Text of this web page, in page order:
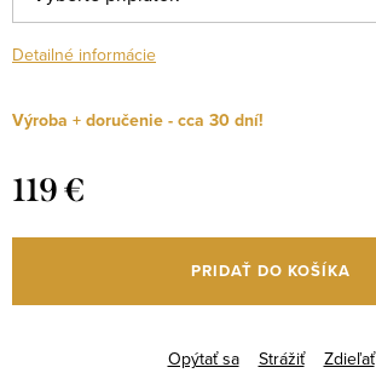
Detailné informácie
Výroba + doručenie - cca 30 dní!
119 €
cena:
PRIDAŤ DO KOŠÍKA
Opýtať sa Strážiť Zdieľať